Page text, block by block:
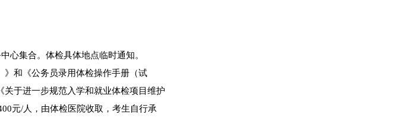
心集合。体检具体地点临时通知。
》和《公务员录用体检操作手册（试
于进一步规范入学和就业体检项目维护
元/人，由体检医院收取，考生自行承